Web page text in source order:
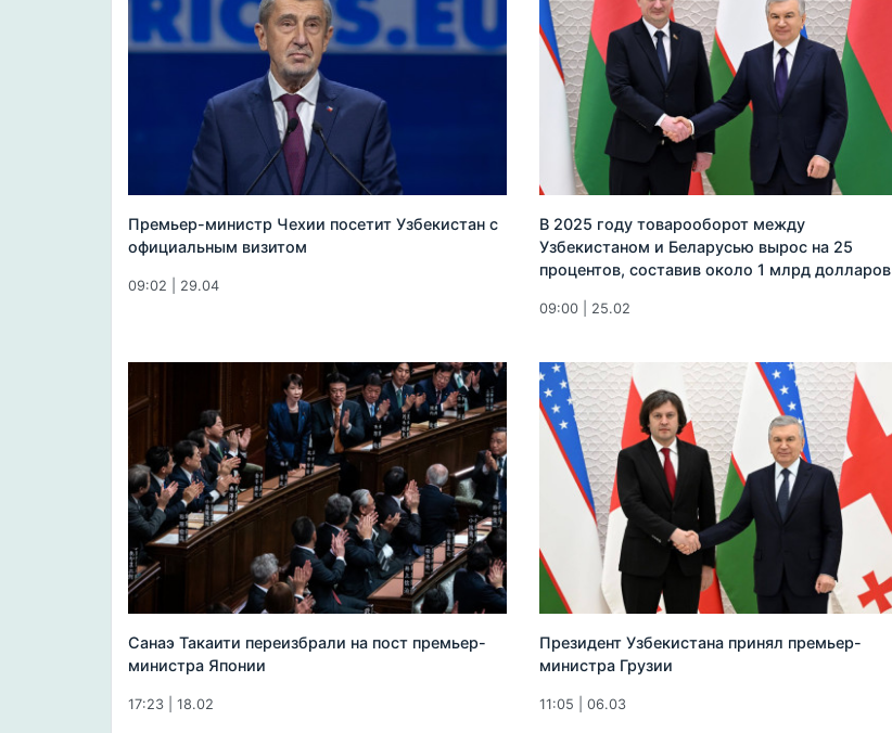
Премьер-министр Чехии посетит Узбекистан с
официальным визитом
09:02 | 29.04
В 2025 году товарооборот между
Узбекистаном и Беларусью вырос на 25
процентов, составив около 1 млрд долларов
09:00 | 25.02
Санаэ Такаити переизбрали на пост премьер-
министра Японии
17:23 | 18.02
Президент Узбекистана принял премьер-
министра Грузии
11:05 | 06.03